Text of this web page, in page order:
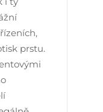
prstu.